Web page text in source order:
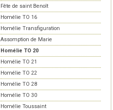
Fête de saint Benoît
Homélie TO 16
Homélie Transfiguration
Assomption de Marie
Homélie TO 20
Homélie TO 21
Homélie TO 22
Homélie TO 28
Homélie TO 30
Homélie Toussaint